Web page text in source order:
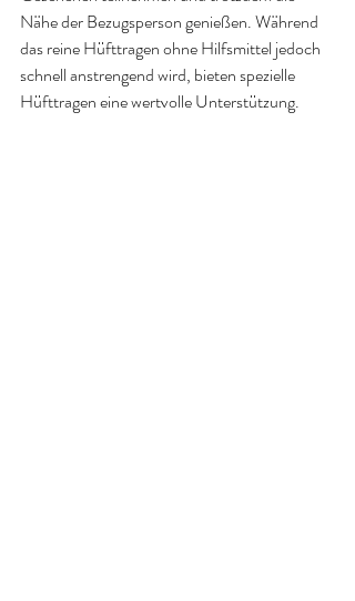
Nähe der Bezugsperson genießen. Während
das reine Hüfttragen ohne Hilfsmittel jedoch
schnell anstrengend wird, bieten spezielle
Hüfttragen eine wertvolle Unterstützung.